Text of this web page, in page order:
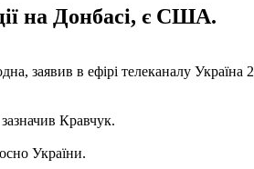
на Донбасі, є США.
в ефірі телеканалу Україна 24
Кравчук.
України.